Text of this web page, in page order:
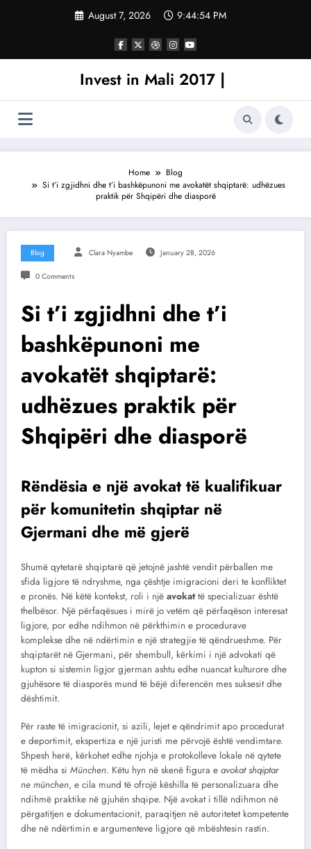
August 7, 2026 9:44:54 PM
Invest in Mali 2017 |
Home
Blog
Si t’i zgjidhni dhe t’i bashkëpunoni me avokatët shqiptarë: udhëzues
praktik për Shqipëri dhe diasporë
Blog Clara Nyambe January 28, 2026
0 Comments
Si t’i zgjidhni dhe t’i
bashkëpunoni me
avokatët shqiptarë:
udhëzues praktik për
Shqipëri dhe diasporë
Rëndësia e një avokat të kualifikuar
për komunitetin shqiptar në
Gjermani dhe më gjerë
Shumë qytetarë shqiptarë që jetojnë jashtë vendit përballen me
sfida ligjore të ndryshme, nga çështje imigracioni deri te konfliktet
e pronës. Në këtë kontekst, roli i një avokattë specializuar është
thelbësor. Një përfaqësues i mirë jo vetëm që përfaqëson interesat
ligjore, por edhe ndihmon në përkthimin e procedurave
komplekse dhe në ndërtimin e një strategjie të qëndrueshme. Për
shqiptarët në Gjermani, për shembull, kërkimi i një advokati që
kupton si sistemin ligjor gjerman ashtu edhe nuancat kulturore dhe
gjuhësore të diasporës mund të bëjë diferencën mes suksesit dhe
dështimit.
Për raste të imigracionit, si azili, lejet e qëndrimit apo procedurat
e deportimit, ekspertiza e një juristi me përvojë është vendimtare.
Shpesh herë, kërkohet edhe njohja e protokolleve lokale në qytete
të mëdha si München. Këtu hyn në skenë figura e avokat shqiptar
ne münchen, e cila mund të ofrojë këshilla të personalizuara dhe
ndihmë praktike në gjuhën shqipe. Një avokat i tillë ndihmon në
përgatitjen e dokumentacionit, paraqitjen në autoritetet kompetente
dhe në ndërtimin e argumenteve ligjore që mbështesin rastin.